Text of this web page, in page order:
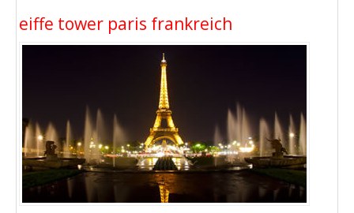
eiffe tower paris frankreich